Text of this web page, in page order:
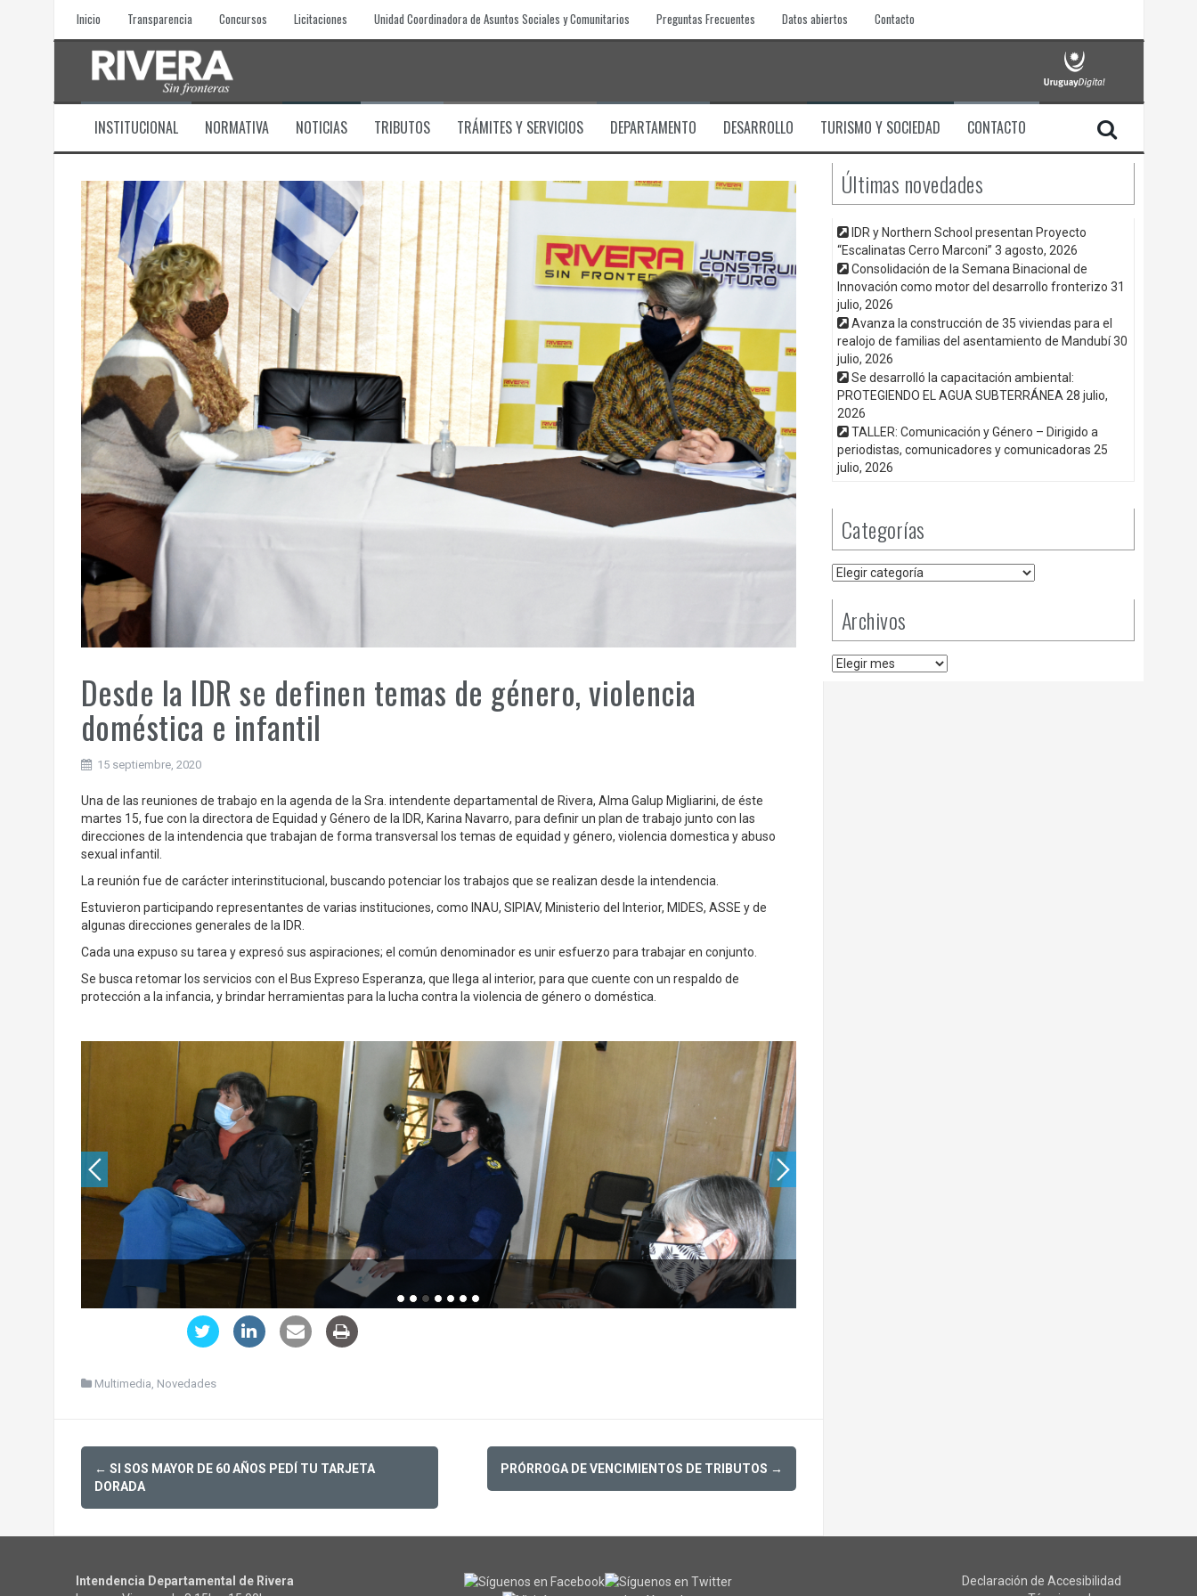
Inicio Transparencia Concursos Licitaciones Unidad Coordinadora de Asuntos Sociales y Comunitarios Preguntas Frecuentes Datos abiertos Contacto
INSTITUCIONAL NORMATIVA NOTICIAS TRIBUTOS TRÁMITES Y SERVICIOS DEPARTAMENTO DESARROLLO TURISMO Y SOCIEDAD CONTACTO
Desde la IDR se definen temas de género, violencia
doméstica e infantil
15 septiembre, 2020
Una de las reuniones de trabajo en la agenda de la Sra. intendente departamental de Rivera, Alma Galup Migliarini, de éste
martes 15, fue con la directora de Equidad y Género de la IDR, Karina Navarro, para definir un plan de trabajo junto con las
direcciones de la intendencia que trabajan de forma transversal los temas de equidad y género, violencia domestica y abuso
sexual infantil.
La reunión fue de carácter interinstitucional, buscando potenciar los trabajos que se realizan desde la intendencia.
Estuvieron participando representantes de varias instituciones, como INAU, SIPIAV, Ministerio del Interior, MIDES, ASSE y de
algunas direcciones generales de la IDR.
Cada una expuso su tarea y expresó sus aspiraciones; el común denominador es unir esfuerzo para trabajar en conjunto.
Se busca retomar los servicios con el Bus Expreso Esperanza, que llega al interior, para que cuente con un respaldo de
protección a la infancia, y brindar herramientas para la lucha contra la violencia de género o doméstica.
Multimedia Novedades
Post
navigation
← SI SOS MAYOR DE 60 AÑOS PEDÍ TU TARJETA
DORADA
PRÓRROGA DE VENCIMIENTOS DE TRIBUTOS →
Últimas novedades
IDR y Northern School presentan Proyecto
“Escalinatas Cerro Marconi” 3 agosto, 2026
Consolidación de la Semana Binacional de
Innovación como motor del desarrollo fronterizo 31
julio, 2026
Avanza la construcción de 35 viviendas para el
realojo de familias del asentamiento de Mandubí 30
julio, 2026
Se desarrolló la capacitación ambiental:
PROTEGIENDO EL AGUA SUBTERRÁNEA 28 julio,
2026
TALLER: Comunicación y Género – Dirigido a
periodistas, comunicadores y comunicadoras 25
julio, 2026
Categorías
Categorías
Archivos
Archivos
Intendencia Departamental de Rivera
Declaración de Accesibilidad